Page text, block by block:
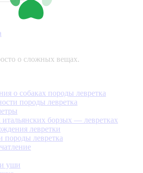
о сложных вещах.
о собаках породы левретка
породы левретка
борзых — левретках
левретки
породы левретка
и уши